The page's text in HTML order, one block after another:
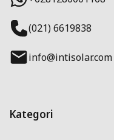
(021) 6619838
info@intisolar.com
Kategori